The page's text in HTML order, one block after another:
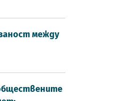
между